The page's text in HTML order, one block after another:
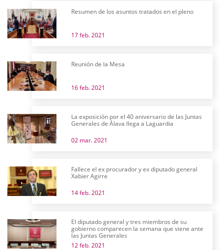
Resumen de los asuntos tratados en el pleno
17 feb. 2021
Reunión de la Mesa
16 feb. 2021
La exposición por el 40 aniversario de las Juntas
Generales de Álava llega a Laguardia
02 mar. 2021
Fallece el ex procurador y ex diputado general
Xabier Agirre
14 feb. 2021
El diputado general y tres miembros de su
gobierno comparecen la semana que viene ante
las Juntas Generales
12 feb. 2021